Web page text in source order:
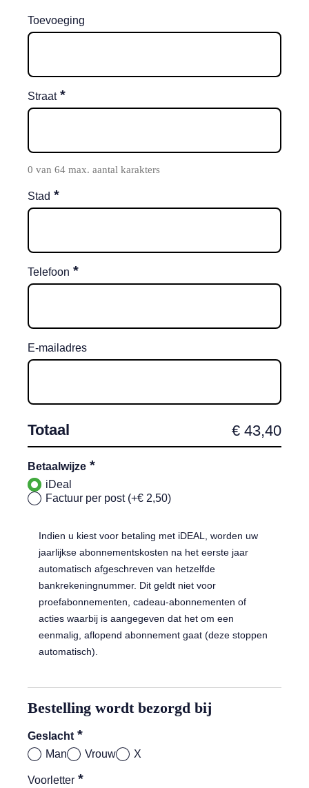
Toevoeging
Straat *
0 van 64 max. aantal karakters
Stad *
Telefoon *
E-mailadres
Totaal
Betaalwijze *
iDeal
Factuur per post (+€ 2,50)
Indien u kiest voor betaling met iDEAL, worden uw
jaarlijkse abonnementskosten na het eerste jaar
automatisch afgeschreven van hetzelfde
bankrekeningnummer. Dit geldt niet voor
proefabonnementen, cadeau-abonnementen of
acties waarbij is aangegeven dat het om een
eenmalig, aflopend abonnement gaat (deze stoppen
automatisch).
Bestelling wordt bezorgd bij
Geslacht *
Man Vrouw X
Voorletter *